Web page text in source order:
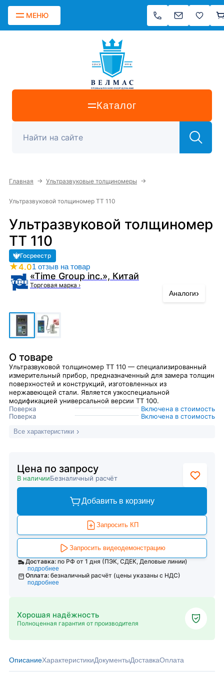
МЕНЮ
Каталог
Главная → Ультразвуковые толщиномеры →
Ультразвуковой толщиномер TT 110
Ультразвуковой толщиномер
TT 110
Госреестр
★4.01 отзыв на товар
«Time Group inc.», Китай
Торговая марка ›
Аналоги›
О товаре
Ультразвуковой толщиномер TT 110 — специализированный
измерительный прибор, предназначенный для замера толщин
поверхностей и конструкций, изготовленных из
нержавеющей стали. Является узкоспециальной
модификацией универсальной версии ТТ 100.
Поверка
Включена в стоимость
Поверка
Включена в стоимость
Все характеристики
Цена по запросу
В наличииБезналичный расчёт
Добавить в корзину
Запросить КП
Запросить видеодемонстрацию
Доставка: по РФ от 1 дня (ПЭК, СДЕК, Деловые линии)
подробнее
Оплата: безналичный расчёт (цены указаны с НДС)
подробнее
Хорошая надёжность
Полноценная гарантия от производителя
ОписаниеХарактеристикиДокументыДоставкаОплата